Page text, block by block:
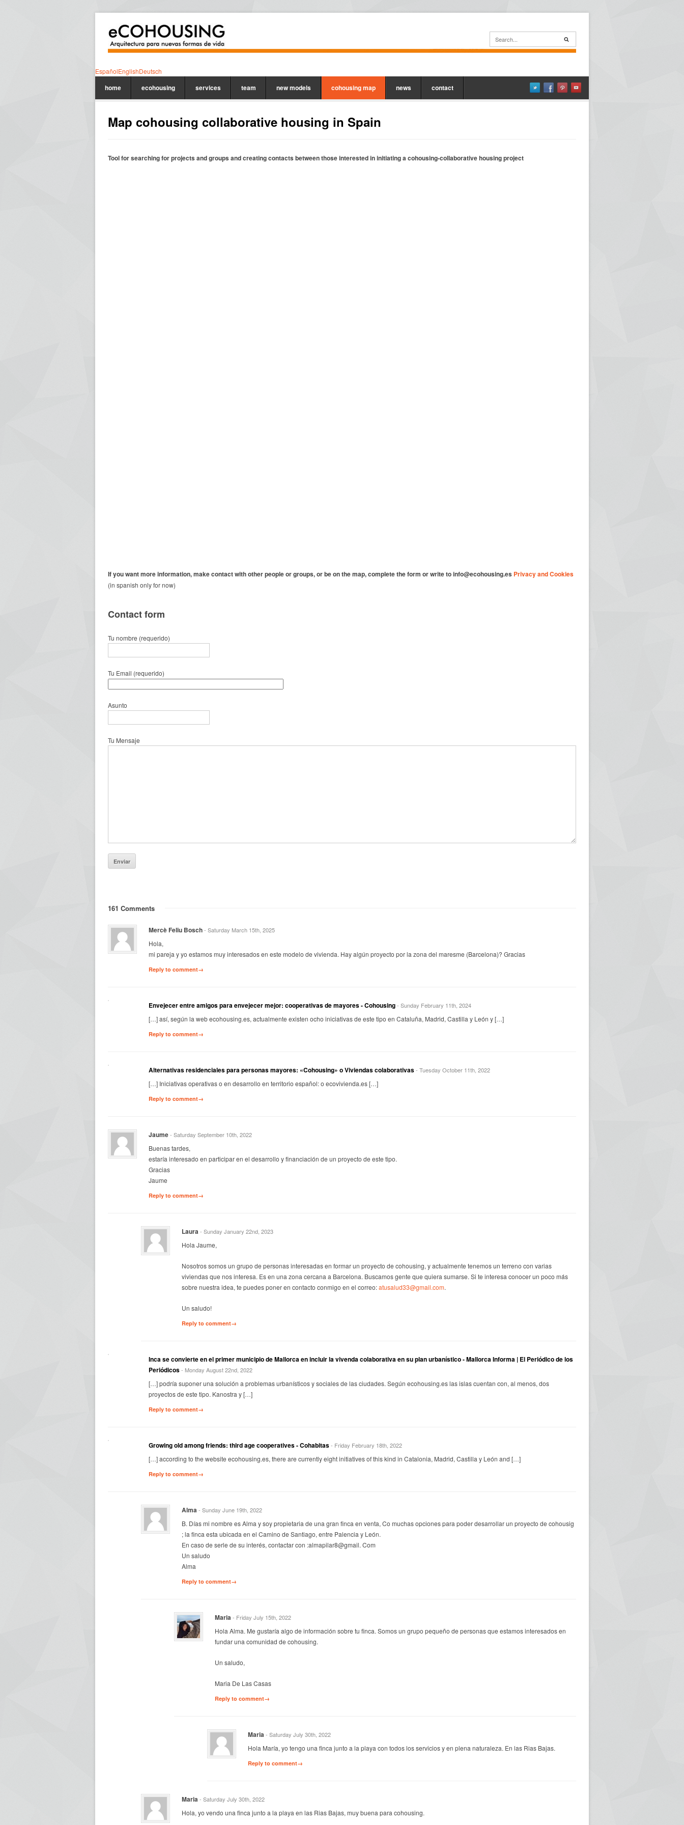
EspañolEnglishDeutsch
home ecohousing services team new models cohousing map news contact
Map cohousing collaborative housing in Spain
Tool for searching for projects and groups and creating contacts between those interested in initiating a cohousing-collaborative housing project
If you wantmore information,make contactwith other people orgroups, orbe on the map, completethe form or write toinfo@ecohousing.es Privacy and Cookies
(in spanish only for now)
Contact form
Tu nombre (requerido)
Tu Email (requerido)
Asunto
Tu Mensaje
161 Comments
Mercè Feliu Bosch- Saturday March 15th, 2025
Hola,
mi pareja y yo estamos muy interesados en este modelo de vivienda. Hay algún proyecto por la zona del maresme (Barcelona)? Gracias
Reply to comment→
Envejecer entre amigos para envejecer mejor: cooperativas de mayores - Cohousing- Sunday February 11th, 2024
[…] así, según la web ecohousing.es, actualmente existen ocho iniciativas de este tipo en Cataluña, Madrid, Castilla y León y […]
Reply to comment→
Alternativas residenciales para personas mayores: «Cohousing» o Viviendas colaborativas- Tuesday October 11th, 2022
[…] Iniciativas operativas o en desarrollo en territorio español: o ecovivienda.es […]
Reply to comment→
Jaume- Saturday September 10th, 2022
Buenas tardes,
estaría interesado en participar en el desarrollo y financiación de un proyecto de este tipo.
Gracias
Jaume
Reply to comment→
Laura- Sunday January 22nd, 2023
Hola Jaume,
Nosotros somos un grupo de personas interesadas en formar un proyecto de cohousing, y actualmente tenemos un terreno con varias
viviendas que nos interesa. Es en una zona cercana a Barcelona. Buscamos gente que quiera sumarse. Si te interesa conocer un poco más
sobre nuestra idea, te puedes poner en contacto conmigo en el correo:atusalud33@gmail.com.
Un saludo!
Reply to comment→
Inca se convierte en el primer municipio de Mallorca en incluir la vivenda colaborativa en su plan urbanístico - Mallorca Informa | El Periódico de los
Periódicos- Monday August 22nd, 2022
[…] podría suponer una solución a problemas urbanísticos y sociales de las ciudades. Según ecohousing.es las islas cuentan con, al menos, dos
proyectos de este tipo. Kanostra y […]
Reply to comment→
Growing old among friends: third age cooperatives - Cohabitas- Friday February 18th, 2022
[…] according to the website ecohousing.es, there are currently eight initiatives of this kind in Catalonia, Madrid, Castilla y León and […]
Reply to comment→
Alma- Sunday June 19th, 2022
B. Días mi nombre es Alma y soy propietaria de una gran finca en venta, Co muchas opciones para poder desarrollar un proyecto de cohousig
; la finca esta ubicada en el Camino de Santiago, entre Palencia y León.
En caso de serle de su interés, contactar con :almapilar8@gmail. Com
Un saludo
Alma
Reply to comment→
Maria- Friday July 15th, 2022
Hola Alma. Me gustaría algo de información sobre tu finca. Somos un grupo pequeño de personas que estamos interesados en
fundar una comunidad de cohousing.
Un saludo,
Maria De Las Casas
Reply to comment→
Maria- Saturday July 30th, 2022
Hola María, yo tengo una finca junto a la playa con todos los servicios y en plena naturaleza. En las Rias Bajas.
Reply to comment→
Maria- Saturday July 30th, 2022
Hola, yo vendo una finca junto a la playa en las Rias Bajas, muy buena para cohousing.